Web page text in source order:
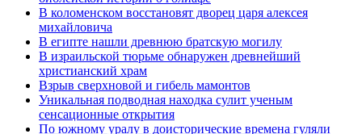
В коломенском восстановят дворец царя алексея
михайловича
В египте нашли древнюю братскую могилу
В израильской тюрьме обнаружен древнейший
христианский храм
Взрыв сверхновой и гибель мамонтов
Уникальная подводная находка сулит ученым
сенсационные открытия
По южному уралу в доисторические времена гуляли